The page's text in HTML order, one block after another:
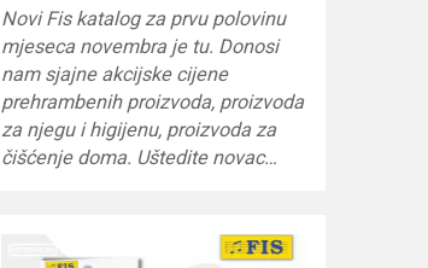
Novi Fis katalog za prvu polovinu
mjeseca novembra je tu. Donosi
nam sjajne akcijske cijene
prehrambenih proizvoda, proizvoda
za njegu i higijenu, proizvoda za
čišćenje doma. Uštedite novac…